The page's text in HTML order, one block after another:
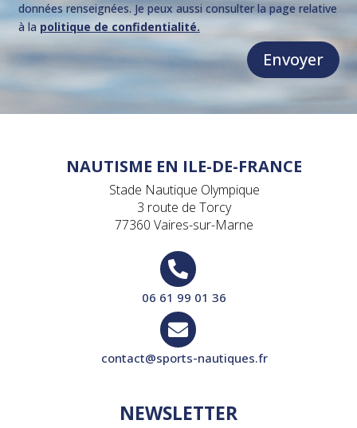
données renseignées. Je peux aussi consulter la page relative
à la politique de confidentialité.
Envoyer
NAUTISME EN ILE-DE-FRANCE
Stade Nautique Olympique
3 route de Torcy
77360 Vaires-sur-Marne

06 61 99 01 36

contact@sports-nautiques.fr
NEWSLETTER